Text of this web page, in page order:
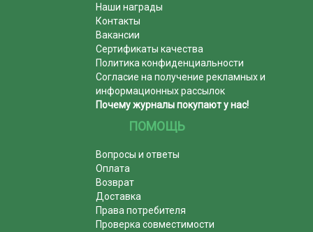
Наши награды
Контакты
Вакансии
Сертификаты качества
Политика конфиденциальности
Согласие на получение рекламных и
информационных рассылок
Почему журналы покупают у нас!
ПОМОЩЬ
Вопросы и ответы
Оплата
Возврат
Доставка
Права потребителя
Проверка совместимости